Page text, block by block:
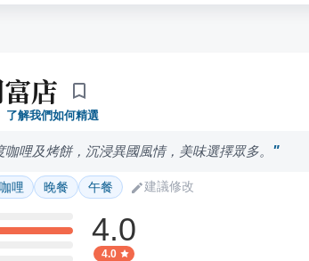
店
了解我們如何精選
哩及烤餅，沉浸異國風情，美味選擇眾多。
咖哩 晚餐 午餐 建議修改
4.0
4.0